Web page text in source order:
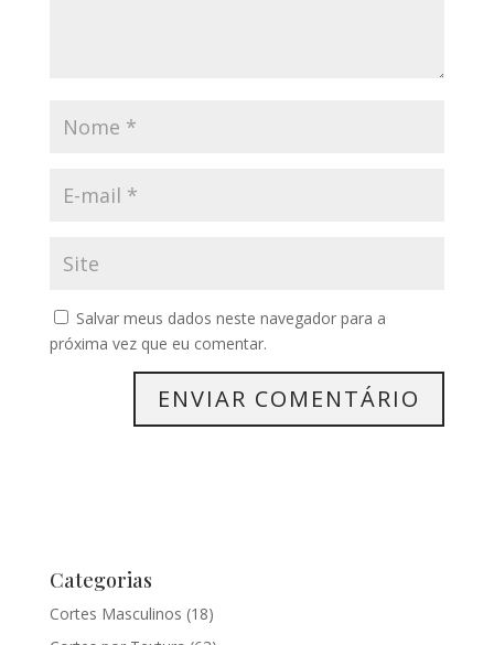
Salvar meus dados neste navegador para a
próxima vez que eu comentar.
Categorias
Cortes Masculinos (18)